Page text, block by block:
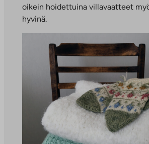
oikein hoidettuina villavaatteet
hyvinä.